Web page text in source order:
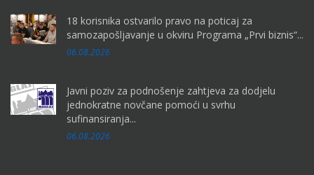
18 korisnika ostvarilo pravo na poticaj za
samozapošljavanje u okviru Programa „Prvi biznis“...
06.08.2026
Javni poziv za podnošenje zahtjeva za dodjelu
jednokratne novčane pomoći u svrhu
sufinansiranja...
06.08.2026